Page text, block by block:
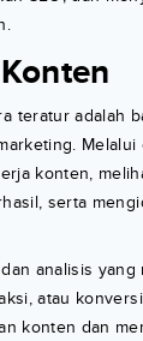
teratur adalah
Melalui
konten,
serta
analisis
atau
konten dan